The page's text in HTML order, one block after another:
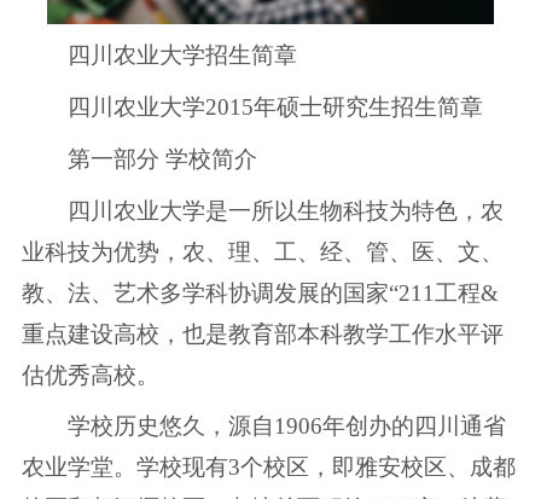
四川农业大学招生简章
四川农业大学2015年硕士研究生招生简章
第一部分 学校简介
四川农业大学是一所以生物科技为特色，农
业科技为优势，农、理、工、经、管、医、文、
教、法、艺术多学科协调发展的国家“211工程&
重点建设高校，也是教育部本科教学工作水平评
估优秀高校。
学校历史悠久，源自1906年创办的四川通省
农业学堂。学校现有3个校区，即雅安校区、成都